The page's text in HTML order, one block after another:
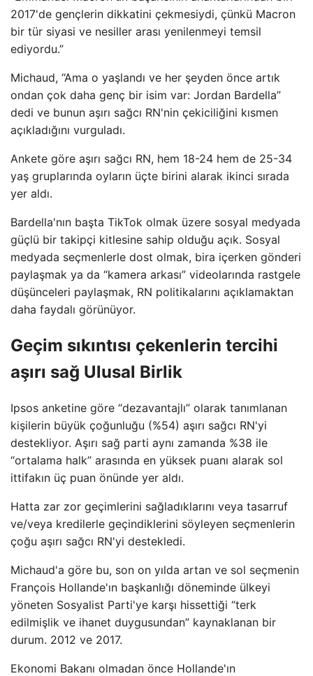
2017'de gençlerin dikkatini çekmesiydi, çünkü Macron
bir tür siyasi ve nesiller arası yenilenmeyi temsil
ediyordu.”
Michaud, “Ama o yaşlandı ve her şeyden önce artık
ondan çok daha genç bir isim var: Jordan Bardella”
dedi ve bunun aşırı sağcı RN'nin çekiciliğini kısmen
açıkladığını vurguladı.
Ankete göre aşırı sağcı RN, hem 18-24 hem de 25-34
yaş gruplarında oyların üçte birini alarak ikinci sırada
yer aldı.
Bardella'nın başta TikTok olmak üzere sosyal medyada
güçlü bir takipçi kitlesine sahip olduğu açık. Sosyal
medyada seçmenlerle dost olmak, bira içerken gönderi
paylaşmak ya da “kamera arkası” videolarında rastgele
düşünceleri paylaşmak, RN politikalarını açıklamaktan
daha faydalı görünüyor.
Geçim sıkıntısı çekenlerin tercihi
aşırı sağ Ulusal Birlik
Ipsos anketine göre “dezavantajlı” olarak tanımlanan
kişilerin büyük çoğunluğu (%54) aşırı sağcı RN'yi
destekliyor. Aşırı sağ parti aynı zamanda %38 ile
“ortalama halk” arasında en yüksek puanı alarak sol
ittifakın üç puan önünde yer aldı.
Hatta zar zor geçimlerini sağladıklarını veya tasarruf
ve/veya kredilerle geçindiklerini söyleyen seçmenlerin
çoğu aşırı sağcı RN'yi destekledi.
Michaud'a göre bu, son on yılda artan ve sol seçmenin
François Hollande'ın başkanlığı döneminde ülkeyi
yöneten Sosyalist Parti'ye karşı hissettiği “terk
edilmişlik ve ihanet duygusundan” kaynaklanan bir
durum. 2012 ve 2017.
Ekonomi Bakanı olmadan önce Hollande'ın